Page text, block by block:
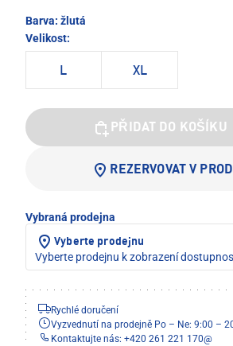
Barva: žlutá
Velikost:
L XL
PŘIDAT DO KOŠÍKU
REZERVOVAT V
Vybraná prodejna
Vyberte prodejnu
Vyberte prodejnu k zobrazení
Rychlé doručení
Vyzvednutí na prodejně Po – Ne: 9:00 –
Kontaktujte nás: +420 261 221 170@